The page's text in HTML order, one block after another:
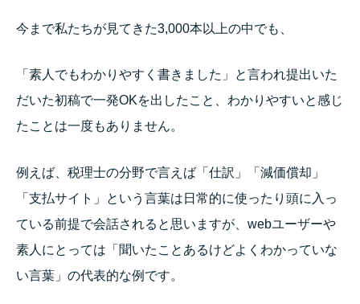
今まで私たちが見てきた3,000本以上の中でも、
「素人でもわかりやすく書きました」と言われ提出いた
だいた初稿で一発OKを出したこと、わかりやすいと感じ
たことは一度もありません。
例えば、税理士の分野で言えば「仕訳」「減価償却」
「支払サイト」という言葉は日常的に使ったり頭に入っ
ている前提で会話されると思いますが、webユーザーや
素人にとっては「聞いたことあるけどよくわかっていな
い言葉」の代表的な例です。